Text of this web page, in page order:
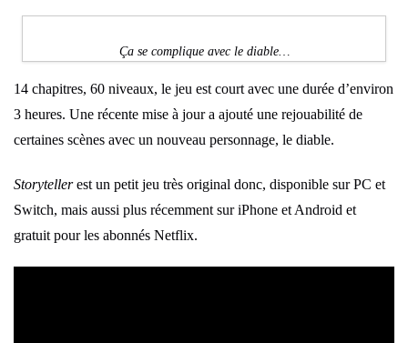
Ça se complique avec le diable…
14 chapitres, 60 niveaux, le jeu est court avec une durée d’environ
3 heures. Une récente mise à jour a ajouté une rejouabilité de
certaines scènes avec un nouveau personnage, le diable.
Storytellerest un petit jeu très original donc, disponible sur PC et
Switch, mais aussi plus récemment sur iPhone et Android et
gratuit pour les abonnés Netflix.